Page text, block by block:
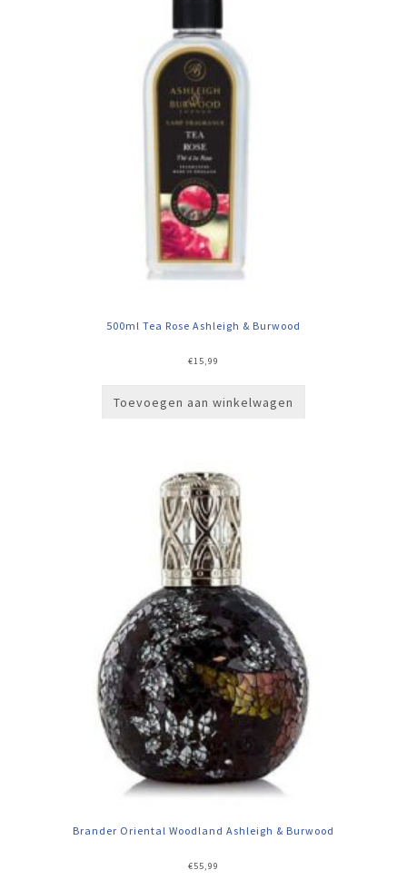
500ml Tea Rose Ashleigh & Burwood
€15,99
Toevoegen aan winkelwagen
Brander Oriental Woodland Ashleigh & Burwood
€55,99